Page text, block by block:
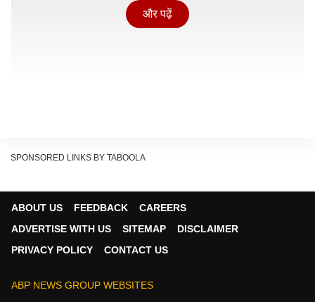
और पढ़ें
SPONSORED LINKS BY TABOOLA
ABOUT US FEEDBACK
CAREERS
ADVERTISE WITH US
SITEMAP
DISCLAIMER
PRIVACY POLICY
CONTACT US
ABP NEWS GROUP WEBSITES